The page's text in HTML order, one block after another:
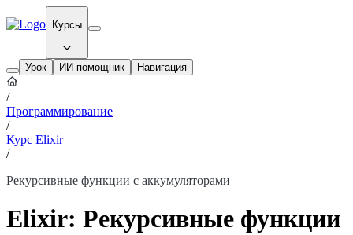
Курсы
Урок ИИ-помощник Навигация
/
Программирование
/
Курс Elixir
/
Рекурсивные функции с аккумуляторами
Elixir: Рекурсивные функции